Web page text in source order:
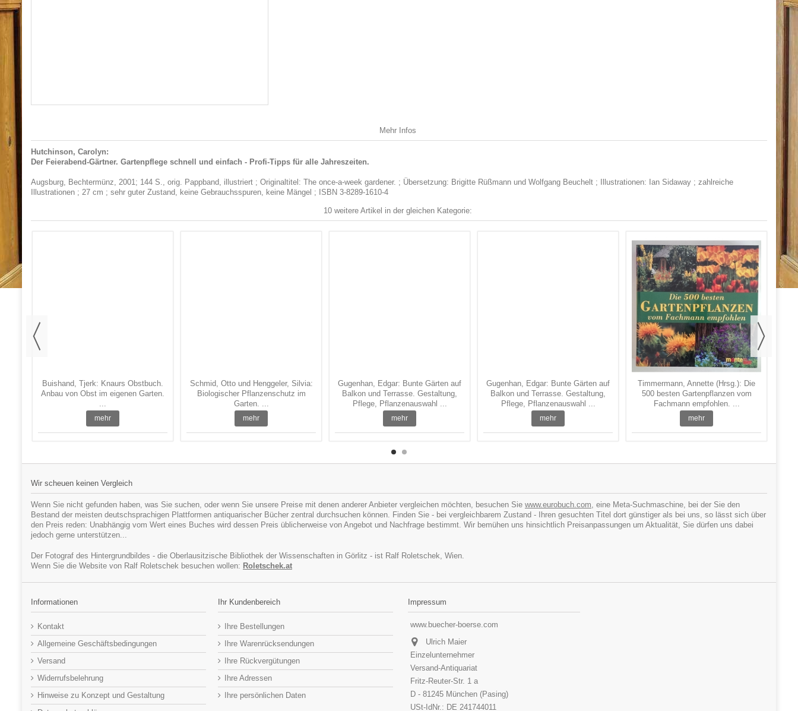
Mehr Infos
Hutchinson, Carolyn:
Der Feierabend-Gärtner. Gartenpflege schnell und einfach - Profi-Tipps für alle Jahreszeiten.
Augsburg, Bechtermünz, 2001; 144 S., orig. Pappband, illustriert ; Originaltitel: The once-a-week gardener. ; Übersetzung: Brigitte Rüßmann und Wolfgang Beuchelt ; Illustrationen: Ian Sidaway ; zahlreiche
Illustrationen ; 27 cm ; sehr guter Zustand, keine Gebrauchsspuren, keine Mängel ; ISBN 3-8289-1610-4
10 weitere Artikel in der gleichen Kategorie:
Buishand, Tjerk: Knaurs Obstbuch.
Anbau von Obst im eigenen Garten.
...
mehr
Schmid, Otto und Henggeler, Silvia:
Biologischer Pflanzenschutz im
Garten. ...
mehr
Gugenhan, Edgar: Bunte Gärten auf
Balkon und Terrasse. Gestaltung,
Pflege, Pflanzenauswahl ...
mehr
Gugenhan, Edgar: Bunte Gärten auf
Balkon und Terrasse. Gestaltung,
Pflege, Pflanzenauswahl ...
mehr
Timmermann, Annette (Hrsg.): Die
500 besten Gartenpflanzen vom
Fachmann empfohlen. ...
mehr
Wir scheuen keinen Vergleich
Wenn Sie nicht gefunden haben, was Sie suchen, oder wenn Sie unsere Preise mit denen anderer Anbieter vergleichen möchten, besuchen Sie www.eurobuch.com, eine Meta-Suchmaschine, bei der Sie den
Bestand der meisten deutschsprachigen Plattformen antiquarischer Bücher zentral durchsuchen können. Finden Sie - bei vergleichbarem Zustand - Ihren gesuchten Titel dort günstiger als bei uns, so lässt sich über
den Preis reden: Unabhängig vom Wert eines Buches wird dessen Preis üblicherweise von Angebot und Nachfrage bestimmt. Wir bemühen uns hinsichtlich Preisanpassungen um Aktualität, Sie dürfen uns dabei
jedoch gerne unterstützen...
Der Fotograf des Hintergrundbildes - die Oberlausitzische Bibliothek der Wissenschaften in Görlitz - ist Ralf Roletschek, Wien.
Wenn Sie die Website von Ralf Roletschek besuchen wollen: Roletschek.at
Informationen
Kontakt
Allgemeine Geschäftsbedingungen
Versand
Widerrufsbelehrung
Hinweise zu Konzept und Gestaltung
Ihr Kundenbereich
Ihre Bestellungen
Ihre Warenrücksendungen
Ihre Rückvergütungen
Ihre Adressen
Ihre persönlichen Daten
Impressum
www.buecher-boerse.com
Ulrich Maier
Einzelunternehmer
Versand-Antiquariat
Fritz-Reuter-Str. 1 a
D - 81245 München (Pasing)
USt-IdNr.: DE 241744011